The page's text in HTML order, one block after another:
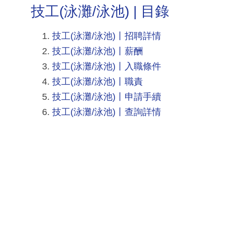
技工(泳灘/泳池) | 目錄
技工(泳灘/泳池)丨招聘詳情
技工(泳灘/泳池)丨薪酬
技工(泳灘/泳池)丨入職條件
技工(泳灘/泳池)丨職責
技工(泳灘/泳池)丨申請手續
技工(泳灘/泳池)丨查詢詳情